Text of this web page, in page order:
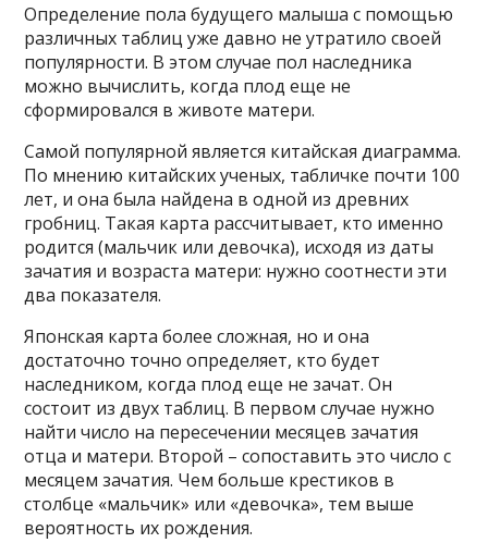
Определение пола будущего малыша с помощью
различных таблиц уже давно не утратило своей
популярности. В этом случае пол наследника
можно вычислить, когда плод еще не
сформировался в животе матери.
Самой популярной является китайская диаграмма.
По мнению китайских ученых, табличке почти 100
лет, и она была найдена в одной из древних
гробниц. Такая карта рассчитывает, кто именно
родится (мальчик или девочка), исходя из даты
зачатия и возраста матери: нужно соотнести эти
два показателя.
Японская карта более сложная, но и она
достаточно точно определяет, кто будет
наследником, когда плод еще не зачат. Он
состоит из двух таблиц. В первом случае нужно
найти число на пересечении месяцев зачатия
отца и матери. Второй – сопоставить это число с
месяцем зачатия. Чем больше крестиков в
столбце «мальчик» или «девочка», тем выше
вероятность их рождения.